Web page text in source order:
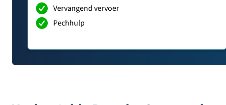
Vervangend vervoer
Pechhulp